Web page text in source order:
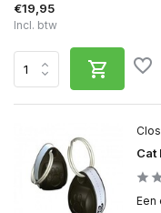
Cat
Een
€19,95
Incl. btw